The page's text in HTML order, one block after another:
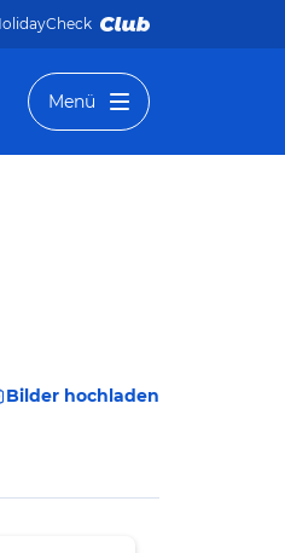
Menü
Bilder hochladen